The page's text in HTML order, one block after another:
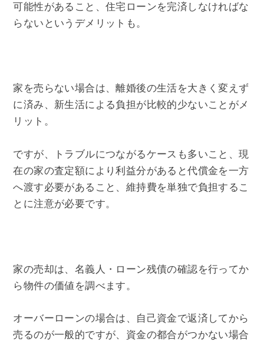
可能性があること、住宅ローンを完済しなければな
らないというデメリットも。
家を売らない場合は、離婚後の生活を大きく変えず
に済み、新生活による負担が比較的少ないことがメ
リット。
ですが、トラブルにつながるケースも多いこと、現
在の家の査定額により利益分があると代償金を一方
へ渡す必要があること、維持費を単独で負担するこ
とに注意が必要です。
家の売却は、名義人・ローン残債の確認を行ってか
ら物件の価値を調べます。
オーバーローンの場合は、自己資金で返済してから
売るのが一般的ですが、資金の都合がつかない場合